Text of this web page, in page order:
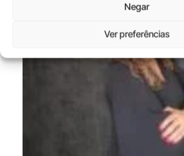
Negar
Ver preferências